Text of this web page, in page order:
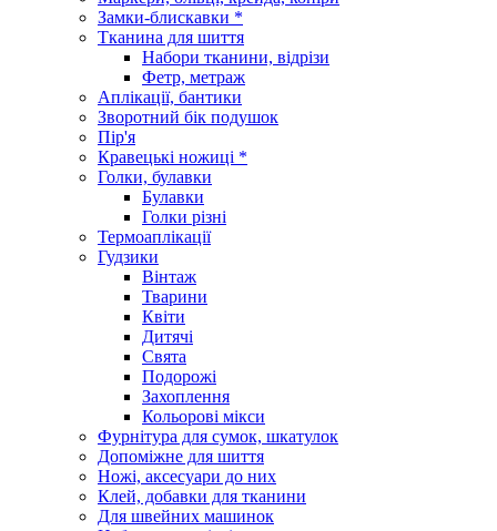
Замки-блискавки *
Тканина для шиття
Набори тканини, відрізи
Фетр, метраж
Аплікації, бантики
Зворотний бік подушок
Пір'я
Кравецькі ножиці *
Голки, булавки
Булавки
Голки різні
Термоаплікації
Гудзики
Вінтаж
Тварини
Квіти
Дитячі
Свята
Подорожі
Захоплення
Кольорові мікси
Фурнітура для сумок, шкатулок
Допоміжне для шиття
Ножі, аксесуари до них
Клей, добавки для тканини
Для швейних машинок